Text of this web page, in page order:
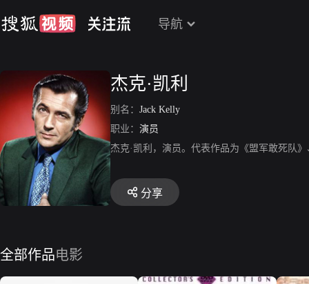
导航
杰克·凯利
别名： Jack Kelly
职业： 演员
杰克·凯利，演员。代表作品为《盟军敢死队
分享
全部作品电影